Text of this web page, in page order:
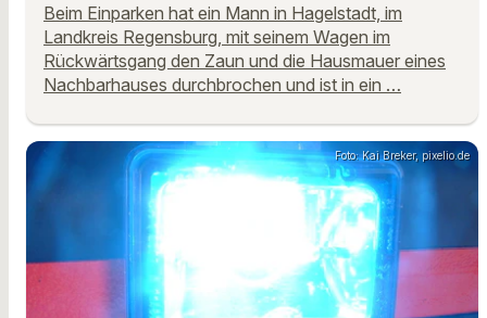
Beim Einparken hat ein Mann in Hagelstadt, im
Landkreis Regensburg, mit seinem Wagen im
Rückwärtsgang den Zaun und die Hausmauer eines
Nachbarhauses durchbrochen und ist in ein …
Foto: Kai Breker, pixelio.de